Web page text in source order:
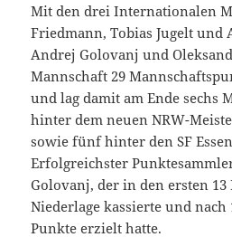
Mit den drei Internationalen
Friedmann, Tobias Jugelt
Andrej Golovanj und
Mannschaft 29
und lag damit am Ende sechs
hinter dem neuen NRW-
sowie fünf hinter den SF
Erfolgreichster
Golovanj, der in den ersten
Niederlage kassierte und nach
Punkte erzielt hatte.